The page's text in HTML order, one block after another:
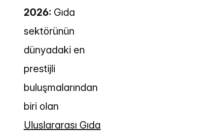
2026: Gıda
sektörünün
dünyadaki en
prestijli
buluşmalarından
biri olan
Uluslararası Gıda